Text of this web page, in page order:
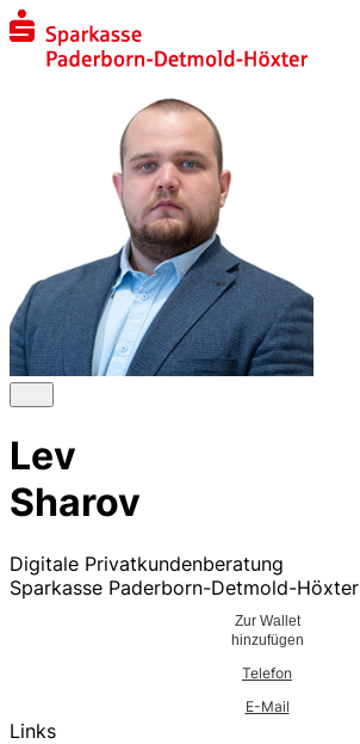
Lev
Sharov
Digitale Privatkundenberatung
Sparkasse Paderborn-Detmold-Höxter
Zur Wallet
hinzufügen
Telefon
E-Mail
Links